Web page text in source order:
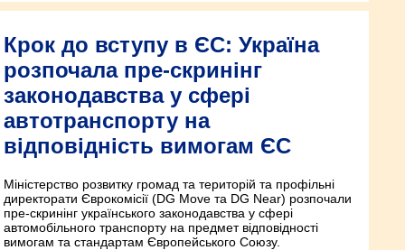
Крок до вступу в ЄС: Україна
розпочала пре-скринінг
законодавства у сфері
автотранспорту на
відповідність вимогам ЄС
Міністерство розвитку громад та територій та профільні
директорати Єврокомісії (DG Move та DG Near) розпочали
пре-скринінг українського законодавства у сфері
автомобільного транспорту на предмет відповідності
вимогам та стандартам Європейського Союзу.